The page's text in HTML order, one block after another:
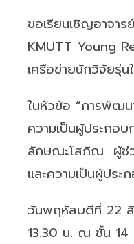
ขอเรียนเชิญอาจาร
KMUTT Young
เครือข่ายนักวิจัยรุ่
ในหัวข้อ “การพัฒน
ความเป็นผู้ประกอ
ลักษณะโสภิณ ผู้ช่
และความเป็นผู้ประ
วันพฤหัสบดีที่ 22 สิ
13.30 น. ณ ชั้น